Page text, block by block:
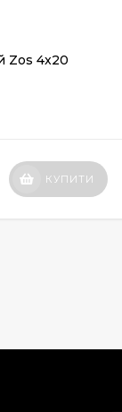
Zos 4x20
КУПИТИ